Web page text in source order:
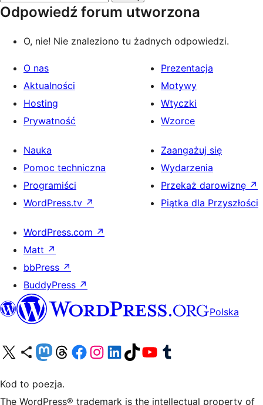
odpowiedzi:
Odpowiedź forum utworzona
O, nie! Nie znaleziono tu żadnych odpowiedzi.
O nas
Aktualności
Hosting
Prywatność
Prezentacja
Motywy
Wtyczki
Wzorce
Nauka
Pomoc techniczna
Programiści
WordPress.tv ↗
Zaangażuj się
Wydarzenia
Przekaż darowiznę ↗
Piątka dla Przyszłości
WordPress.com ↗
Matt ↗
bbPress ↗
BuddyPress ↗
Polska
Odwiedź nasze konto X (dawniej Twitter)
Odwiedź nasze konto Bluesky
Odwiedź nasze konto na Mastodoncie
Odwiedź naszego Threadsa
Odwiedź naszego Facebooka
Odwiedź nasze konto na Instagramie
Odwiedź nasze konto na LinkedIn
Odwiedź naszego TikToka
Odwiedź nasz kanał YouTube
Odwiedź naszego Tumblra
Kod to poezja.
The WordPress® trademark is the intellectual property of